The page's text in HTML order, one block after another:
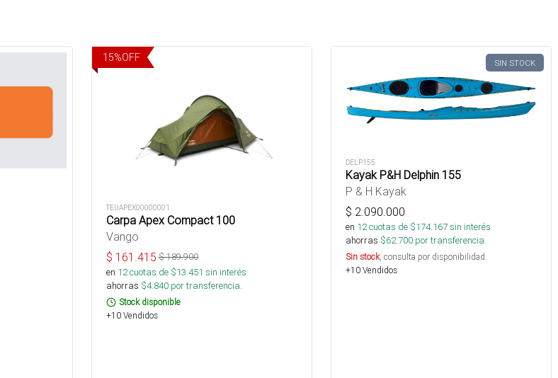
15%OFF
TEUAPEX00000001
Carpa Apex Compact 100
Vango
$ 161.415 $189.900
en 12cuotas de $13.451 sin interés
ahorras $4.840 por transferencia.
Stock disponible
+10 Vendidos
SIN STOCK
DELP155
Kayak P&H Delphin 155
P & H Kayak
$ 2.090.000
en 12cuotas de $174.167sin interés
ahorras $62.700 por transferencia.
Sin stock, consulta por disponibilidad.
+10 Vendidos